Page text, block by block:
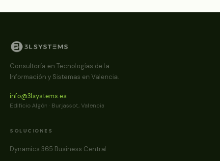
Consultoría en Tecnologías de la
Información y Sistemas en Valencia.
info@3lsystems.es
Edificio Algón · Burjassot, Valencia
SOLUCIONES
Dynamics 365 Business Central